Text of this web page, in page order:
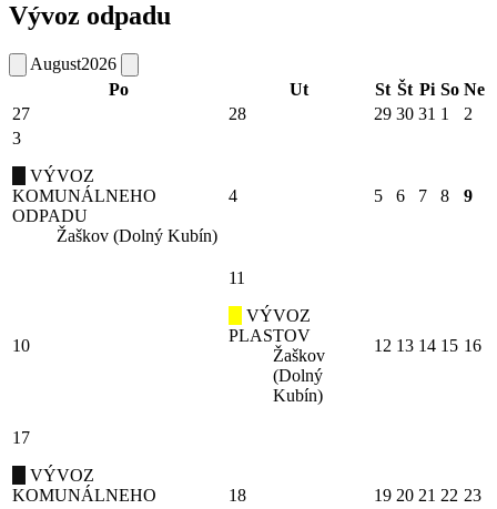
Vývoz odpadu
August2026
Po
Ut St Št Pi So Ne
27
28 29 30 31 1
2
3
VÝVOZ
KOMUNÁLNEHO
ODPADU
Žaškov (Dolný Kubín)
4 5 6 7 8 9
10
11
VÝVOZ
PLASTOV
Žaškov
(Dolný
Kubín)
12 13 14 15 16
17
VÝVOZ
KOMUNÁLNEHO
18 19 20 21 22 23